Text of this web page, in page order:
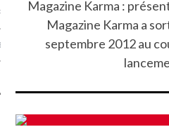
Magazine Karma :
Magazine Karma a
septembre 2012 au